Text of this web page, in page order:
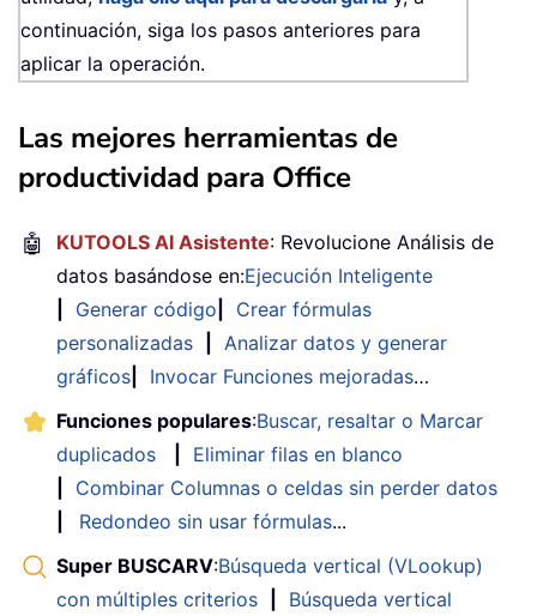
continuación, siga los pasos anteriores para
aplicar la operación.
Las mejores herramientas de
productividad para Office
🤖 KUTOOLS AI Asistente: Revolucione Análisis de
datos basándose en:Ejecución Inteligente
Generar código
Crear fórmulas
personalizadas
Analizar datos y generar
gráficos
Invocar Funciones mejoradas…
Funciones populares:Buscar, resaltar o Marcar
duplicados
Eliminar filas en blanco
Combinar Columnas o celdas sin perder datos
Redondeo sin usar fórmulas...
Super BUSCARV:Búsqueda vertical (VLookup)
con múltiples criterios
Búsqueda vertical